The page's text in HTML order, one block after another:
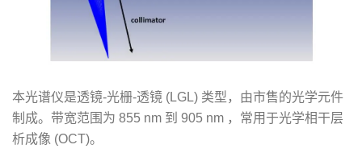
本光谱仪是透镜-光栅-透镜 (LGL) 类型，由市售的光学元件
制成。带宽范围为 855 nm 到 905 nm ，常用于光学相干层
析成像 (OCT)。